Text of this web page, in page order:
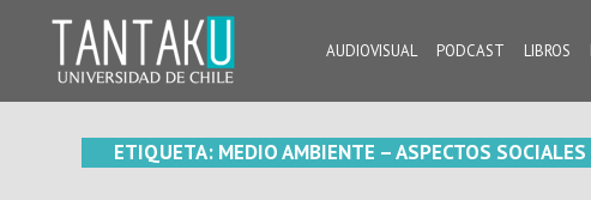
content
AUDIOVISUAL PODCAST LIBROS
ETIQUETA: MEDIO AMBIENTE – ASPECTOS